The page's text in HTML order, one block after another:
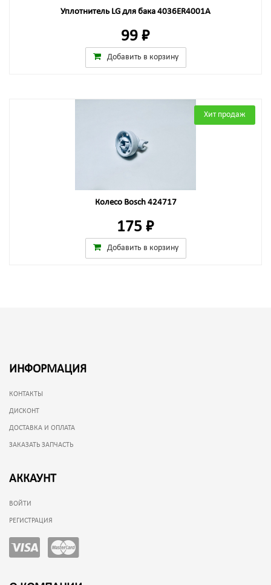
Уплотнитель LG для бака 4036ER4001A
99 ₽
Добавить в корзину
Хит продаж
Колесо Bosch 424717
175 ₽
Добавить в корзину
ИНФОРМАЦИЯ
КОНТАКТЫ
ДИСКОНТ
ДОСТАВКА И ОПЛАТА
ЗАКАЗАТЬ ЗАПЧАСТЬ
АККАУНТ
ВОЙТИ
РЕГИСТРАЦИЯ